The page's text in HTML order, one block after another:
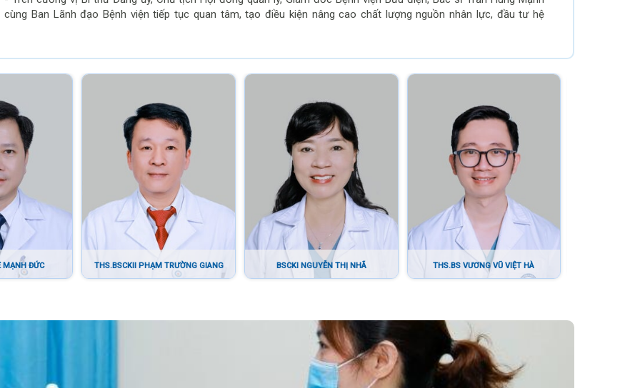
cùng Ban Lãnh đạo Bệnh viện tiếp tục quan tâm, tạo điều kiện nâng cao chất lượng nguồn nhân lực, đầu tư hệ
- Khen thưởng: Danh hiệu Thầy thuốc ưu tú, Bằng khen của Thủ tướng Chính phủ cùng nhiều cờ thi đua, bằng khen
của Bộ Y tế, Bộ Thông tin và Truyền thông, Uỷ ban Quản lý vốn nhà nước tại doanh nghiệp, Tập đoàn Bưu chính
MẠNH ĐỨC THS.BSCKII PHẠM TRƯỜNG GIANG BSCKI NGUYỄN THỊ NHÃ THS.BS VƯƠNG VŨ VIỆT HÀ